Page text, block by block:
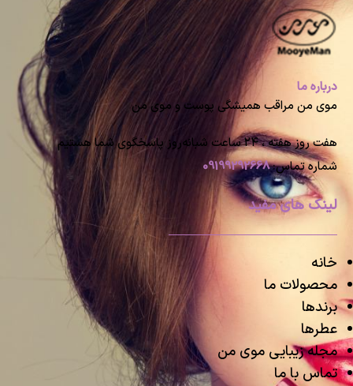
درباره ما
موی من مراقب همیشگی پوست و موی من
هفت روز هفته ، ۲۴ ساعت شبانه‌روز پاسخگوی شما هستیم
شماره تماس:09199292668
لینک های مفید
خانه
محصولات ما
برندها
عطرها
مجله زیبایی موی من
تماس با ما